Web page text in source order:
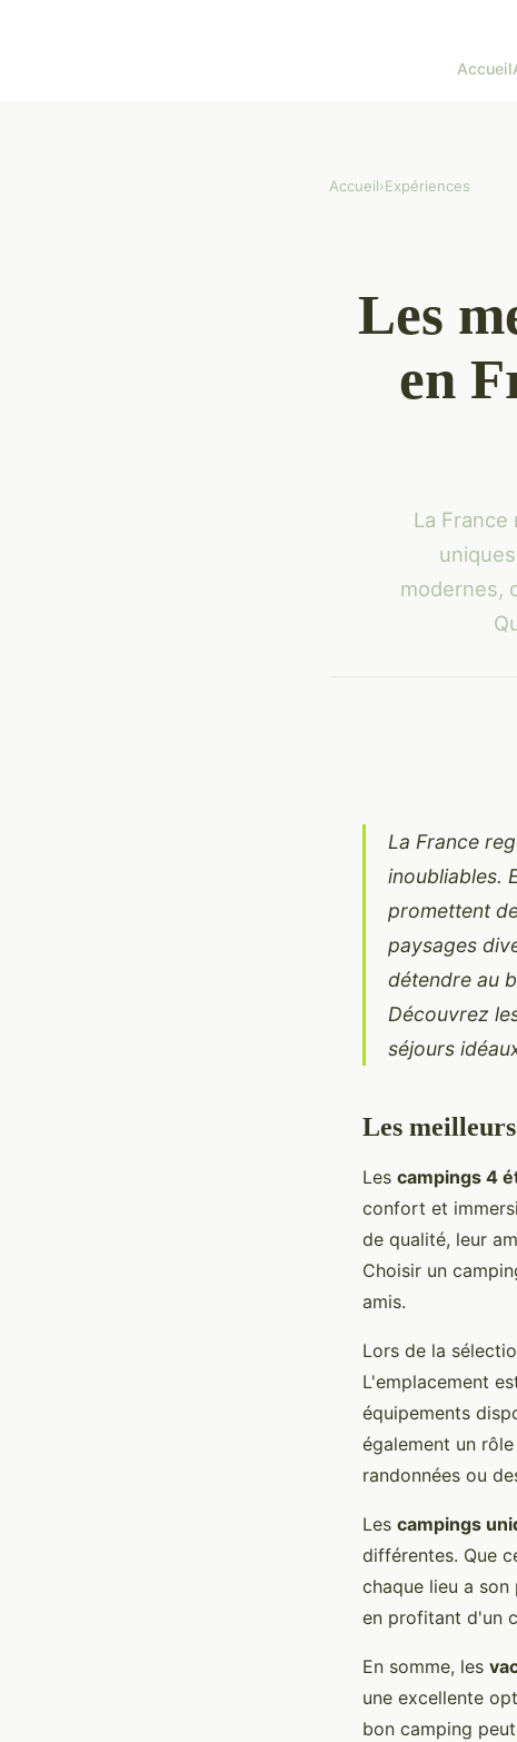
Accueil
Accueil›Expériences
Les
en
La
modernes,
La France
inoubliables.
promettent
paysages
détendre au
Découvrez
séjours
Les
Les campings 4
confort et
de qualité, leur
Choisir un
amis.
Lors de la
L'emplacement
équipements
également un
randonnées ou
Les campings
différentes. Que
chaque lieu a
en profitant d'un
En somme, les
une excellente
bon camping